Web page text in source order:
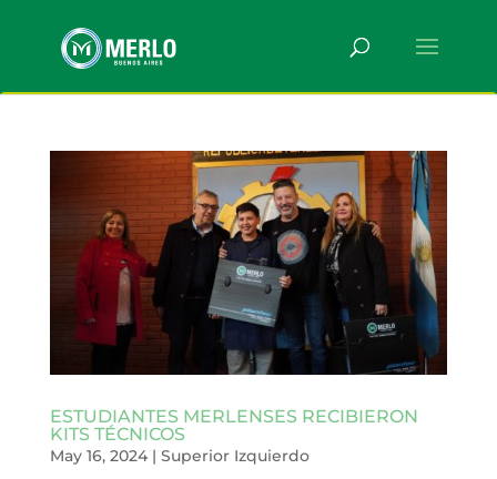
ESTUDIANTES MERLENSES RECIBIERON
KITS TÉCNICOS
May 16, 2024| Superior Izquierdo